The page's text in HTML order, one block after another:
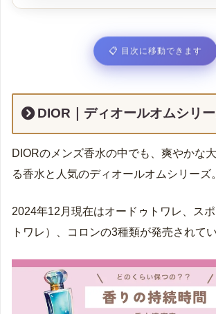
📋 目次に移動できます
DIOR｜ ディオールオムシリ
DIORのメンズ香水の中でも、爽やかな
る香水と人気のディオールオムシリーズ。
2024年12月現在はオードゥトワレ、ス
トワレ）、コロンの3種類が発売されてい